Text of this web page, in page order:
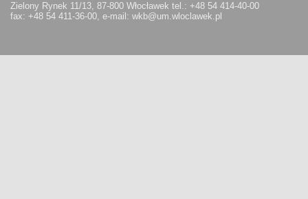
Zielony Rynek 11/13, 87-800 Włocławek tel.: +48 54 414-40-00
fax: +48 54 411-36-00, e-mail: wkb@um.wloclawek.pl